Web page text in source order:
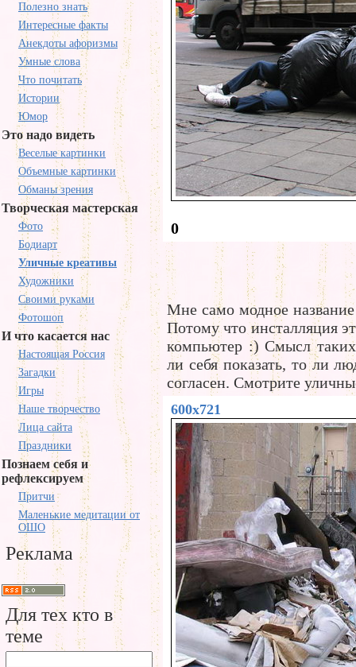
Полезно знать
Интересные факты
Анекдоты афоризмы
Умные слова
Что почитать
Истории
Юмор
Это надо видеть
Веселые картинки
Объемные картинки
Обманы зрения
Творческая мастерская
Фото
Бодиарт
Уличные креативы
Художники
Своими руками
Фотошоп
И что касается нас
Настоящая Россия
Загадки
Игры
Наше творчество
Лица сайта
Праздники
Познаем себя и
рефлексируем
Притчи
Маленькие медитации от
ОШО
Реклама
Для тех кто в
теме
0
Мне само модное
Потому что инсталляция
компьютер :) Смысл
ли себя показать, то ли
согласен. Смотрите
600x721